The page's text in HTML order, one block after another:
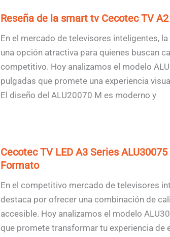
Reseña de la smart tv Cecotec TV
En el mercado de televisores inteligentes,
una opción atractiva para quienes buscan
competitivo. Hoy analizamos el modelo
pulgadas que promete una experiencia
El diseño del ALU20070 M es moderno y
Cecotec TV LED A3 Series
Formato
En el competitivo mercado de televisores
destaca por ofrecer una combinación de
accesible. Hoy analizamos el modelo
que promete transformar tu experiencia de